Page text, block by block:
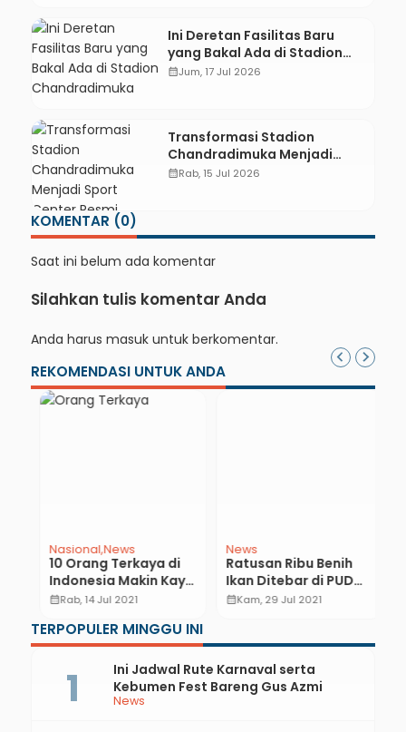
Ini Deretan Fasilitas Baru
yang Bakal Ada di Stadion
Chandradimuka
calendar_monthJum, 17 Jul 2026
Transformasi Stadion
Chandradimuka Menjadi
Sport Center Resmi Dimulai
calendar_monthRab, 15 Jul 2026
KOMENTAR (0)
Saat ini belum ada komentar
Silahkan tulis komentar Anda
Anda harus masuk untuk berkomentar.
REKOMENDASI UNTUK ANDA
NasionalNews
10 Orang Terkaya di
Indonesia Makin Kaya
di Tengah Pandemi
Daftarnya
calendar_monthRab, 14 Jul 2021
News
Ratusan Ribu Benih
Ikan Ditebar di PUD
Desa Sedangdalem
calendar_monthKam, 29 Jul 2021
TERPOPULER MINGGU INI
News
Ini Jadwal Rute Karnaval serta
Kebumen Fest Bareng Gus Azmi